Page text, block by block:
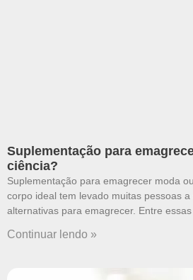
Suplementação para
ciência?
Suplementação para emagrecer moda
corpo ideal tem levado muitas pessoas
alternativas para emagrecer. Entre
Continuar lendo »